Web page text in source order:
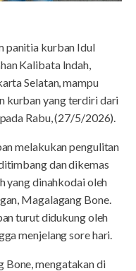
panitia kurban Idul
Kalibata Indah,
Selatan, mampu
kurban yang terdiri dari
Rabu, (27/5/2026).
melakukan pengulitan
dan dikemas
yang dinahkodai oleh
Magalagang Bone.
turut didukung oleh
menjelang sore hari.
Bone, mengatakan di